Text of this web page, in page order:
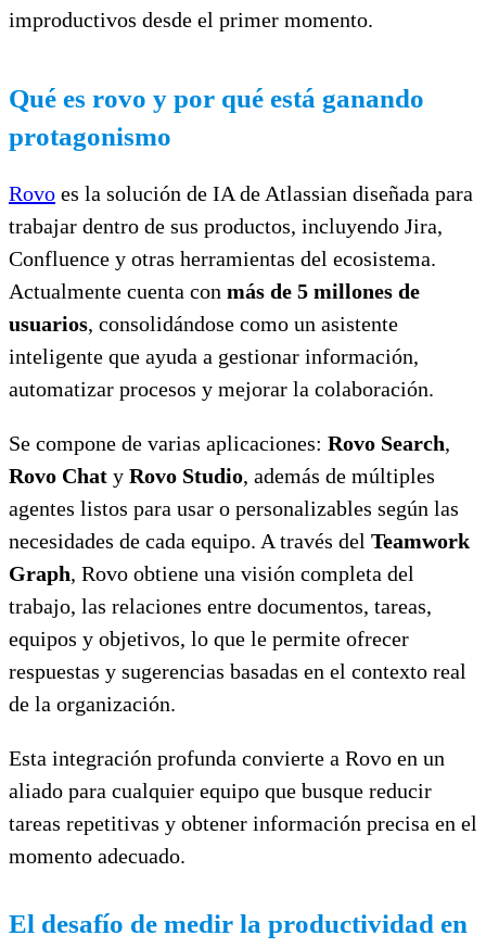
improductivos desde el primer momento.
Qué es rovo y por qué está ganando
protagonismo
Rovo es la solución de IA de Atlassian diseñada para
trabajar dentro de sus productos, incluyendo Jira,
Confluence y otras herramientas del ecosistema.
Actualmente cuenta con más de 5 millones de
usuarios, consolidándose como un asistente
inteligente que ayuda a gestionar información,
automatizar procesos y mejorar la colaboración.
Se compone de varias aplicaciones: Rovo Search,
Rovo Chat y Rovo Studio, además de múltiples
agentes listos para usar o personalizables según las
necesidades de cada equipo. A través del Teamwork
Graph, Rovo obtiene una visión completa del
trabajo, las relaciones entre documentos, tareas,
equipos y objetivos, lo que le permite ofrecer
respuestas y sugerencias basadas en el contexto real
de la organización.
Esta integración profunda convierte a Rovo en un
aliado para cualquier equipo que busque reducir
tareas repetitivas y obtener información precisa en el
momento adecuado.
El desafío de medir la productividad en